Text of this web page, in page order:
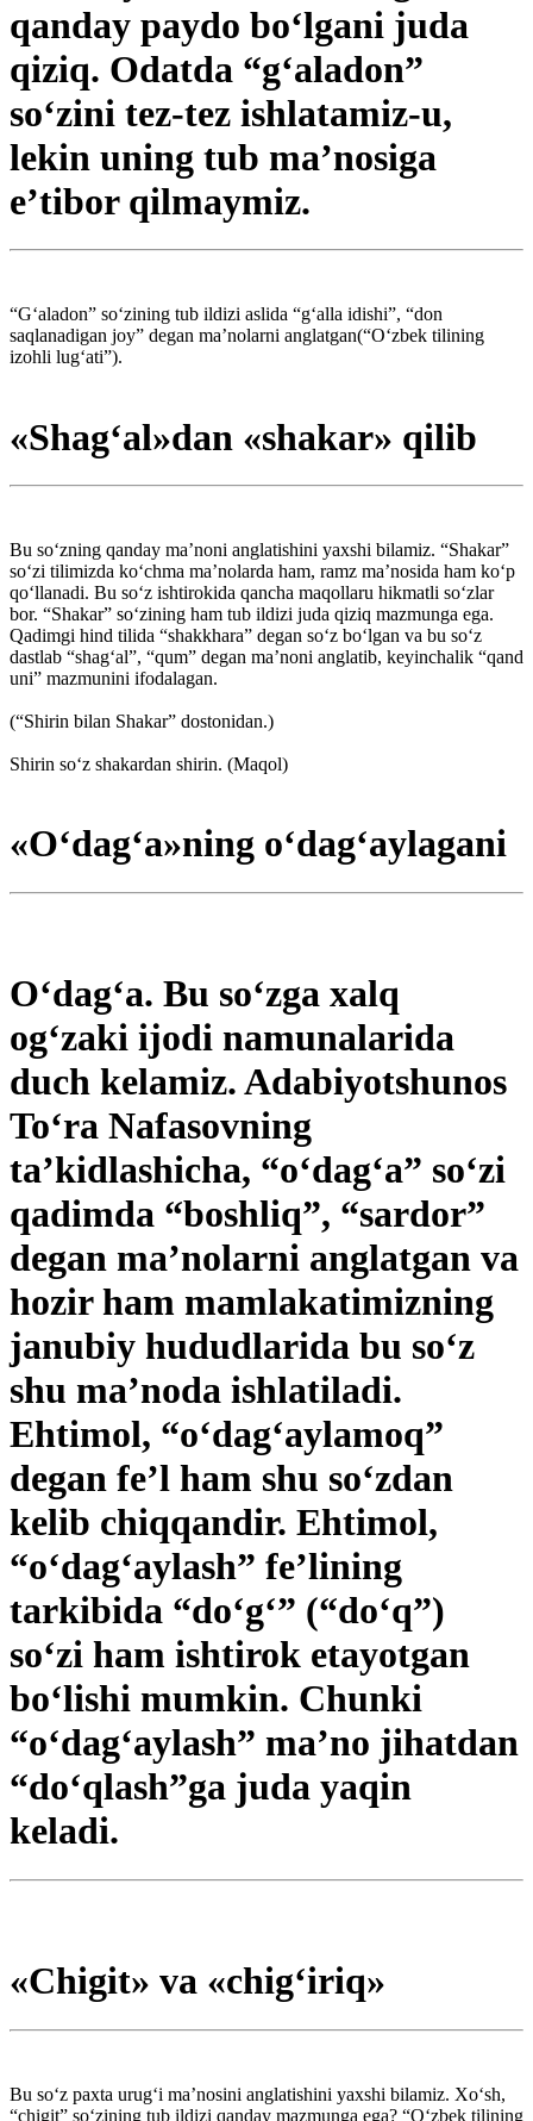
qanday paydo bo‘lgani juda
qiziq. Odatda “g‘aladon”
so‘zini tez-tez ishlatamiz-u,
lekin uning tub ma’nosiga
e’tibor qilmaymiz.
“G‘aladon” so‘zining tub ildizi aslida “g‘alla idishi”, “don
saqlanadigan joy” degan ma’nolarni anglatgan(“O‘zbek tilining
izohli lug‘ati”).
«Shag‘al»dan «shakar» qilib
Bu so‘zning qanday ma’noni anglatishini yaxshi bilamiz. “Shakar”
so‘zi tilimizda ko‘chma ma’nolarda ham, ramz ma’nosida ham ko‘p
qo‘llanadi. Bu so‘z ishtirokida qancha maqollaru hikmatli so‘zlar
bor. “Shakar” so‘zining ham tub ildizi juda qiziq mazmunga ega.
Qadimgi hind tilida “shakkhara” degan so‘z bo‘lgan va bu so‘z
dastlab “shag‘al”, “qum” degan ma’noni anglatib, keyinchalik “qand
uni” mazmunini ifodalagan.
(“Shirin bilan Shakar” dostonidan.)
Shirin so‘z shakardan shirin. (Maqol)
«O‘dag‘a»ning o‘dag‘aylagani
O‘dag‘a. Bu so‘zga xalq
og‘zaki ijodi namunalarida
duch kelamiz. Adabiyotshunos
To‘ra Nafasovning
ta’kidlashicha, “o‘dag‘a” so‘zi
qadimda “boshliq”, “sardor”
degan ma’nolarni anglatgan va
hozir ham mamlakatimizning
janubiy hududlarida bu so‘z
shu ma’noda ishlatiladi.
Ehtimol, “o‘dag‘aylamoq”
degan fe’l ham shu so‘zdan
kelib chiqqandir. Ehtimol,
“o‘dag‘aylash” fe’lining
tarkibida “do‘g‘” (“do‘q”)
so‘zi ham ishtirok etayotgan
bo‘lishi mumkin. Chunki
“o‘dag‘aylash” ma’no jihatdan
“do‘qlash”ga juda yaqin
keladi.
«Chigit» va «chig‘iriq»
Bu so‘z paxta urug‘i ma’nosini anglatishini yaxshi bilamiz. Xo‘sh,
“chigit” so‘zining tub ildizi qanday mazmunga ega? “O‘zbek tilining